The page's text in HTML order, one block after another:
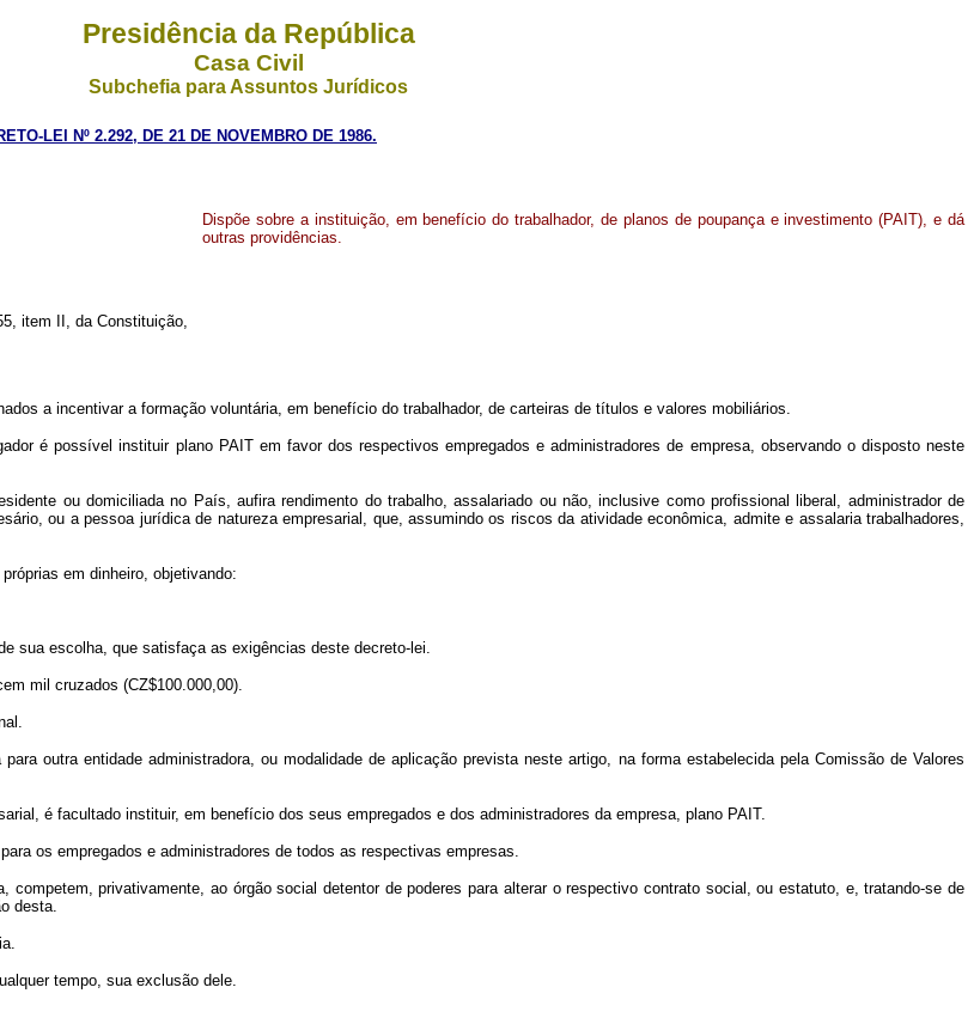
Presidência da República
Casa Civil
Subchefia para Assuntos Jurídicos
LEI Nº 2.292, DE 21 DE NOVEMBRO DE 1986.
Dispõe sobre a instituição, em benefício do trabalhador, de planos de poupança e investimento (PAIT), e dá
outras providências.
item II, da Constituição,
a incentivar a formação voluntária, em benefício do trabalhador, de carteiras de títulos e valores mobiliários.
é possível instituir plano PAIT em favor dos respectivos empregados e administradores de empresa, observando o disposto neste
ou domiciliada no País, aufira rendimento do trabalho, assalariado ou não, inclusive como profissional liberal, administrador de
ou a pessoa jurídica de natureza empresarial, que, assumindo os riscos da atividade econômica, admite e assalaria trabalhadores,
em dinheiro, objetivando:
escolha, que satisfaça as exigências deste decreto-lei.
mil cruzados (CZ$100.000,00).
entidade administradora, ou modalidade de aplicação prevista neste artigo, na forma estabelecida pela Comissão de Valores
é facultado instituir, em benefício dos seus empregados e dos administradores da empresa, plano PAIT.
os empregados e administradores de todos as respectivas empresas.
privativamente, ao órgão social detentor de poderes para alterar o respectivo contrato social, ou estatuto, e, tratando-se de
desta.
tempo, sua exclusão dele.